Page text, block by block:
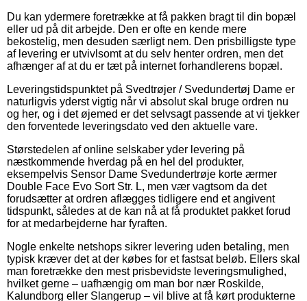
Du kan ydermere foretrække at få pakken bragt til din bopæl
eller ud på dit arbejde. Den er ofte en kende mere
bekostelig, men desuden særligt nem. Den prisbilligste type
af levering er utvivlsomt at du selv henter ordren, men det
afhænger af at du er tæt på internet forhandlerens bopæl.
Leveringstidspunktet på Svedtrøjer / Svedundertøj Dame er
naturligvis yderst vigtig når vi absolut skal bruge ordren nu
og her, og i det øjemed er det selvsagt passende at vi tjekker
den forventede leveringsdato ved den aktuelle vare.
Størstedelen af online selskaber yder levering på
næstkommende hverdag på en hel del produkter,
eksempelvis Sensor Dame Svedundertrøje korte ærmer
Double Face Evo Sort Str. L, men vær vagtsom da det
forudsætter at ordren aflægges tidligere end et angivent
tidspunkt, således at de kan nå at få produktet pakket forud
for at medarbejderne har fyraften.
Nogle enkelte netshops sikrer levering uden betaling, men
typisk kræver det at der købes for et fastsat beløb. Ellers skal
man foretrække den mest prisbevidste leveringsmulighed,
hvilket gerne – uafhængig om man bor nær Roskilde,
Kalundborg eller Slangerup – vil blive at få kørt produkterne